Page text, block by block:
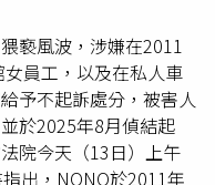
北檢重新調查。檢方進
人均為未成年，且發現
為「創意私房」會員，
性影像，其中年紀最
兒少性影像等罪嫌將其
否認犯行，其律師亦提
但法院最終仍判處有期
褻風波，涉嫌在2011
員工，以及在私人車
予不起訴處分，被害人
於2025年8月偵結起
院今天（13日）上午
出，NONO於2011年